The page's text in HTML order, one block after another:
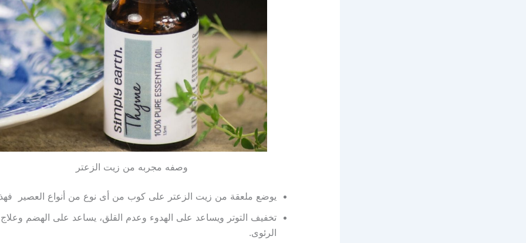
وصفه مجربه من زيت الزعتر
يوضع ملعقة من زيت الزعتر على كوب من أى نوع من أنواع العصير
تخفيف التوتر ويساعد على الهدوء وعدم القلق، يساعد على الهضم وعلاج
الرئوى.